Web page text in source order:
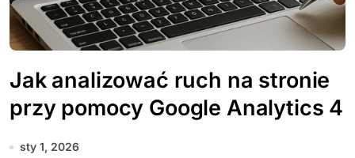
Jak analizować ruch na stronie
przy pomocy Google Analytics 4
sty 1, 2026